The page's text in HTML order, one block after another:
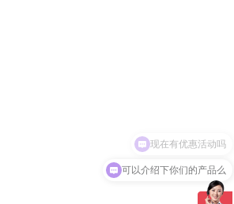
可以介绍下你们的产品么